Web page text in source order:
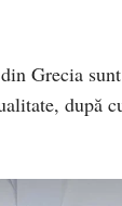
Grecia
după